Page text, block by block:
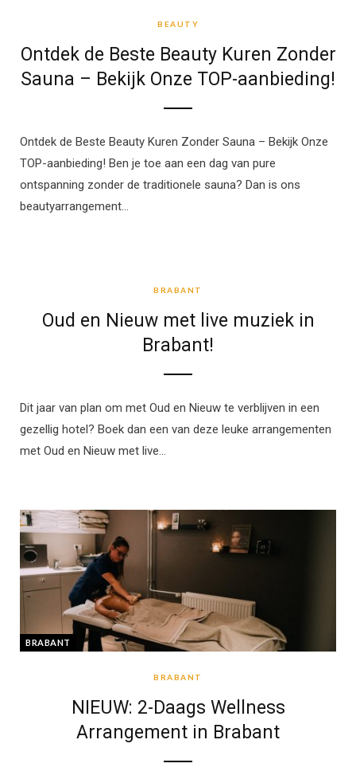
BEAUTY
Ontdek de Beste Beauty Kuren Zonder
Sauna – Bekijk Onze TOP-aanbieding!
Ontdek de Beste Beauty Kuren Zonder Sauna – Bekijk Onze
TOP-aanbieding! Ben je toe aan een dag van pure
ontspanning zonder de traditionele sauna? Dan is ons
beautyarrangement…
BRABANT
Oud en Nieuw met live muziek in
Brabant!
Dit jaar van plan om met Oud en Nieuw te verblijven in een
gezellig hotel? Boek dan een van deze leuke arrangementen
met Oud en Nieuw met live…
BRABANT
BRABANT
NIEUW: 2-Daags Wellness
Arrangement in Brabant